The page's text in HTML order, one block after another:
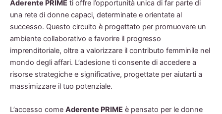
Aderente PRIME ti offre l’opportunità unica di far parte di
una rete di donne capaci, determinate e orientate al
successo. Questo circuito è progettato per promuovere un
ambiente collaborativo e favorire il progresso
imprenditoriale, oltre a valorizzare il contributo femminile nel
mondo degli affari. L’adesione ti consente di accedere a
risorse strategiche e significative, progettate per aiutarti a
massimizzare il tuo potenziale.
L’accesso come Aderente PRIME è pensato per le donne